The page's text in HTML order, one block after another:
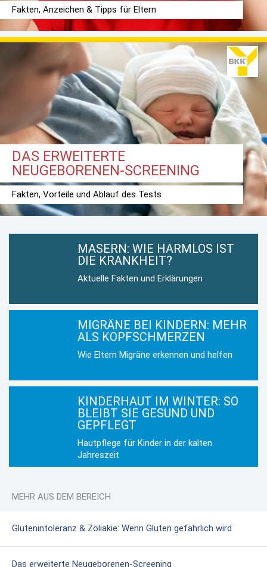
Fakten, Anzeichen & Tipps für Eltern
DAS ERWEITERTE
NEUGEBORENEN-SCREENING
Fakten, Vorteile und Ablauf des Tests
MASERN: WIE HARMLOS IST
DIE KRANKHEIT?
Aktuelle Fakten und Erklärungen
MIGRÄNE BEI KINDERN: MEHR
ALS KOPFSCHMERZEN
Wie Eltern Migräne erkennen und helfen
KINDERHAUT IM WINTER: SO
BLEIBT SIE GESUND UND
GEPFLEGT
Hautpflege für Kinder in der kalten
Jahreszeit
MEHR AUS DEM BEREICH
Glutenintoleranz & Zöliakie: Wenn Gluten gefährlich wird
Das erweiterte Neugeborenen-Screening